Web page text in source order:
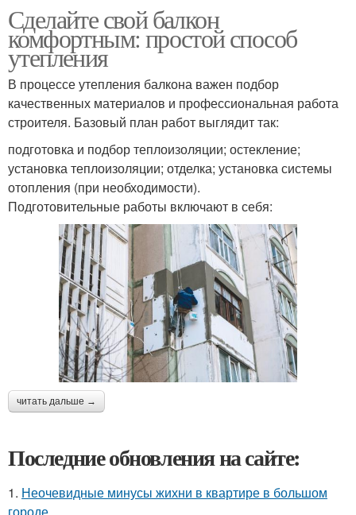
Сделайте свой балкон
комфортным: простой способ
утепления
В процессе утепления балкона важен подбор
качественных материалов и профессиональная работа
строителя. Базовый план работ выглядит так:
подготовка и подбор теплоизоляции; остекление;
установка теплоизоляции; отделка; установка системы
отопления (при необходимости).
Подготовительные работы включают в себя:
читать дальше →
Последние обновления на сайте:
1. Неочевидные минусы жихни в квартире в большом